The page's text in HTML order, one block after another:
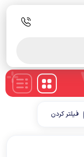
فیلتر کردن